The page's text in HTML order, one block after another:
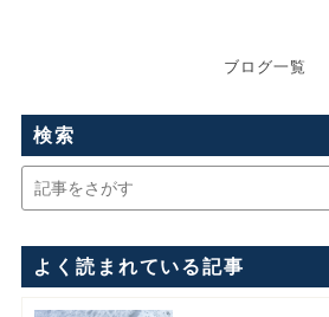
ブログ一覧
検索
よく読まれている記事